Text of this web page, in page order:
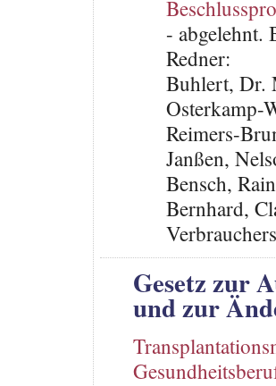
- abgelehnt.
Redner:
Buhlert, Dr.
Osterkamp-
Reimers-
Janßen,
Bensch,
Bernhard,
Gesetz zur
und zur